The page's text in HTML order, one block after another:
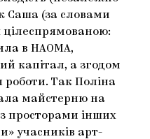
Саша (за словами
цілеспрямованою:
в НАОМА,
капітал, а згодом
Так Поліна
майстерню на
просторами інших
учасників арт-